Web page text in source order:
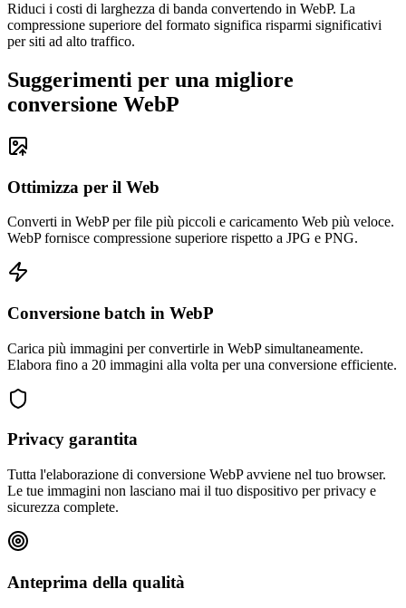
Riduci i costi di larghezza di banda convertendo in WebP. La
compressione superiore del formato significa risparmi significativi
per siti ad alto traffico.
Suggerimenti per una migliore
conversione WebP
Ottimizza per il Web
Converti in WebP per file più piccoli e caricamento Web più veloce.
WebP fornisce compressione superiore rispetto a JPG e PNG.
Conversione batch in WebP
Carica più immagini per convertirle in WebP simultaneamente.
Elabora fino a 20 immagini alla volta per una conversione efficiente.
Privacy garantita
Tutta l'elaborazione di conversione WebP avviene nel tuo browser.
Le tue immagini non lasciano mai il tuo dispositivo per privacy e
sicurezza complete.
Anteprima della qualità